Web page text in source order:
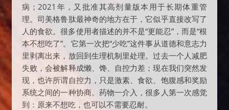
病；2021年，又批准其高剂量版本用于长期体重管
理。司美格鲁肽最神奇的地方在于，它似乎直接改写了
人的食欲。很多使用者描述的并不是“更能忍”，而是“根
本不想吃了”。它第一次把“少吃”这件事从道德和意志力
里剥离出来，放回到生理机制里处理。过去一个人减肥
失败，会被解释成懒、馋、自控力差；现在我们突然发
现，也许所谓自控力，只是激素、食欲、饱腹感和奖励
系统之间的一种协商。药物一介入，很多人第一次感觉
到：原来不想吃，也可以不需要忍耐。